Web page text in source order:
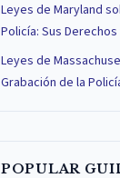
Leyes de Maryland
Policía: Sus
Leyes de
Grabación de la
POPULAR